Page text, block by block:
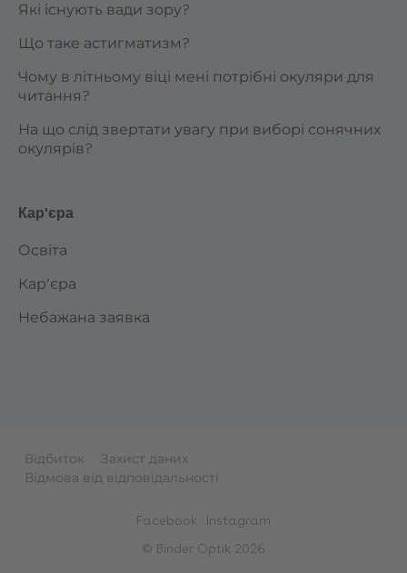
Які існують вади зору?
Що таке астигматизм?
Чому в літньому віці мені потрібні окуляри для
читання?
На що слід звертати увагу при виборі сонячних
окулярів?
Кар'єра
Освіта
Кар’єра
Небажана заявка
Відбиток
Захист даних
Відмова від відповідальності
Facebook
Instagram
© Binder Optik 2026